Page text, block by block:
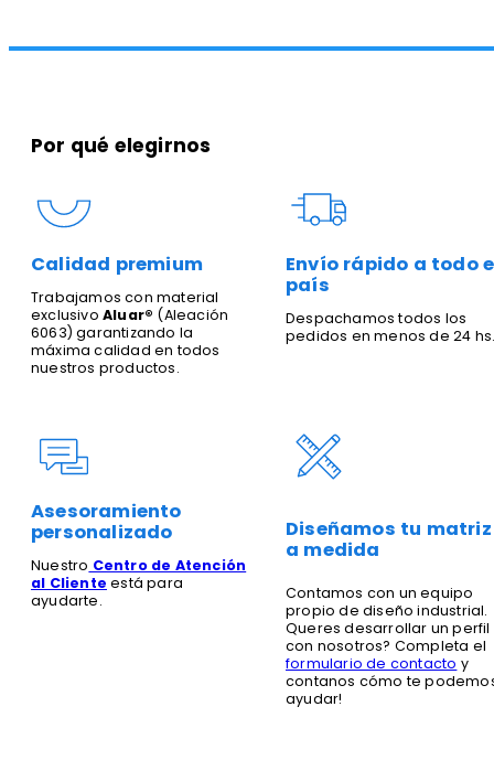
Por qué elegirnos
Calidad premium
Trabajamos con material
exclusivo Aluar® (Aleación
6063) garantizando la
máxima calidad en todos
nuestros productos.
Envío rápido a todo
país
Despachamos todos los
pedidos en menos de 24
Asesoramiento
personalizado
Nuestro Centro de Atención
al Cliente está para
ayudarte.
Diseñamos tu matriz
a medida
Contamos con un equipo
propio de diseño industrial.
Queres desarrollar un perfil
con nosotros? Completa el
formulario de contacto y
contanos cómo te
ayudar!